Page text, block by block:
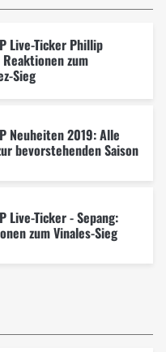
Live-Ticker Phillip
zum
Sieg
Neuheiten 2019: Alle
bevorstehenden Saison
Live-Ticker - Sepang:
zum Vinales-Sieg